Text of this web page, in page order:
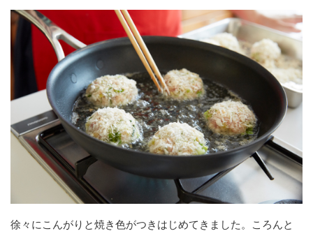
徐々にこんがりと焼き色がつきはじめてきました。ころんと